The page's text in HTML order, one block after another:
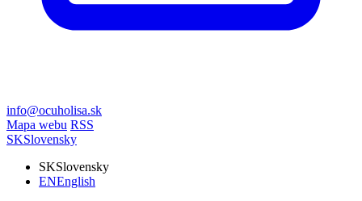
info@ocuholisa.sk
Mapa webu RSS
SKSlovensky
SKSlovensky
ENEnglish